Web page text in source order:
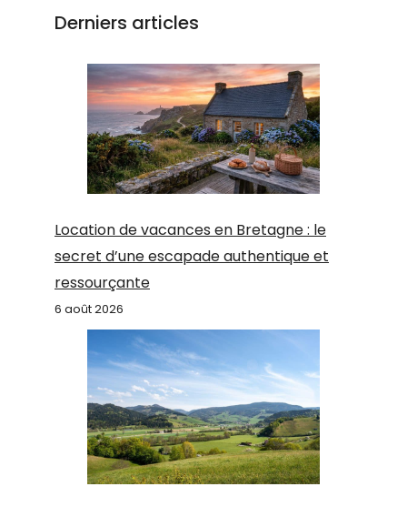
Derniers articles
Location de vacances en Bretagne : le
secret d’une escapade authentique et
ressourçante
6 août 2026